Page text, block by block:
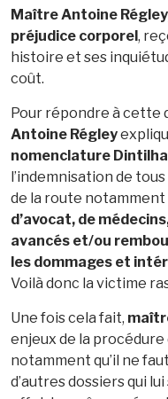
Maître Antoine
préjudice corporel ,
histoire et ses
coût.
Pour répondre à cette
Antoine Régley
nomenclature
l’indemnisation de
de la route notamment
d’avocat, de
avancés et/ou
les dommages et
Voilà donc la victime
Une fois cela fait,
enjeux de la procédure
notamment qu’il ne
d’autres dossiers qui